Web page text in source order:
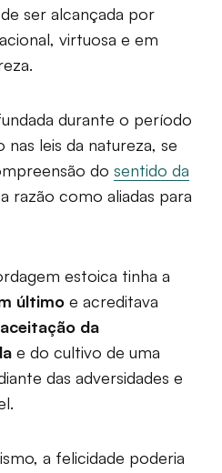
ser alcançada por
virtuosa e em
durante o período
leis da natureza, se
do sentido da
razão como aliadas para
estoica tinha a
último e acreditava
aceitação da
e do cultivo de uma
das adversidades e
a felicidade poderia